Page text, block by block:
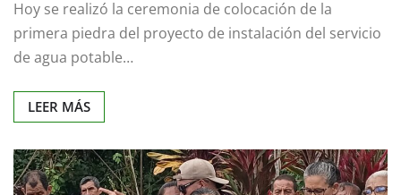
Hoy se realizó la ceremonia de colocación de la
primera piedra del proyecto de instalación del servicio
de agua potable…
LEER MÁS